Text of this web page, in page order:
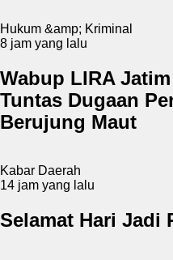
Hukum &amp; Kriminal
8 jam yang lalu
Wabup LIRA
Tuntas Dugaan
Berujung Maut
Kabar Daerah
14 jam yang lalu
Selamat Hari Jadi